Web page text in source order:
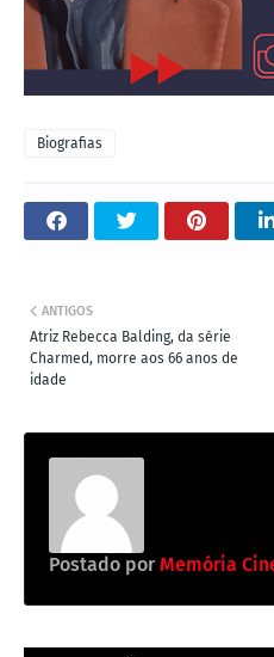
Biografias
ANTIGOS
Atriz Rebecca Balding, da série
Charmed, morre aos 66 anos de
idade
Postado por Memória